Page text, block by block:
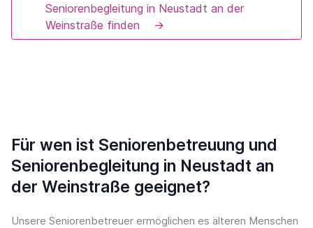
Seniorenbegleitung in Neustadt an der
Weinstraße finden
→
Für wen ist Seniorenbetreuung und
Seniorenbegleitung in Neustadt an
der Weinstraße geeignet?
Unsere Seniorenbetreuer ermöglichen es älteren Menschen